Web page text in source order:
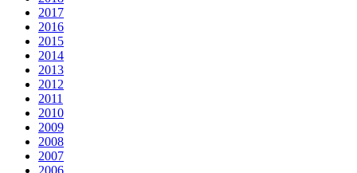
2017
2016
2015
2014
2013
2012
2011
2010
2009
2008
2007